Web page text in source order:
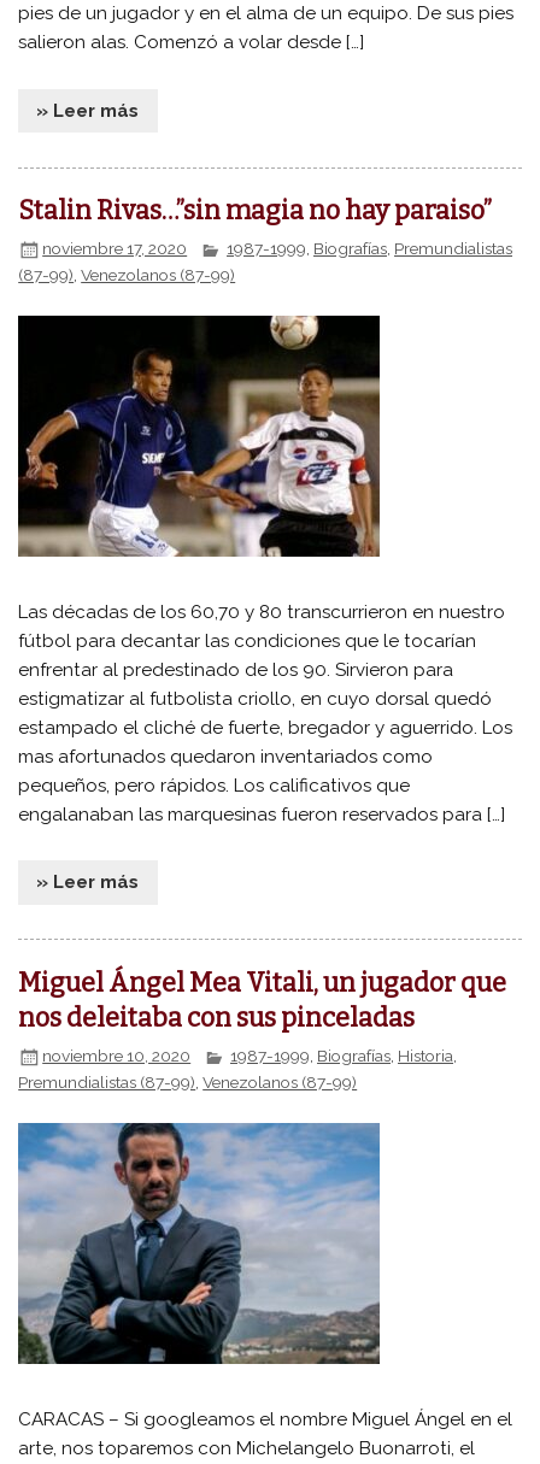
pies de un jugador y en el alma de un equipo. De sus pies
salieron alas. Comenzó a volar desde […]
» Leer más
Stalin Rivas…”sin magia no hay paraiso”
noviembre 17, 2020 1987-1999, Biografías, Premundialistas
(87-99) ,Venezolanos (87-99)
Las décadas de los 60,70 y 80 transcurrieron en nuestro
fútbol para decantar las condiciones que le tocarían
enfrentar al predestinado de los 90. Sirvieron para
estigmatizar al futbolista criollo, en cuyo dorsal quedó
estampado el cliché de fuerte, bregador y aguerrido. Los
mas afortunados quedaron inventariados como
pequeños, pero rápidos. Los calificativos que
engalanaban las marquesinas fueron reservados para […]
» Leer más
Miguel Ángel Mea Vitali, un jugador que
nos deleitaba con sus pinceladas
noviembre 10, 2020 1987-1999, Biografías, Historia,
Premundialistas (87-99) ,Venezolanos (87-99)
CARACAS – Si googleamos el nombre Miguel Ángel en el
arte, nos toparemos con Michelangelo Buonarroti, el